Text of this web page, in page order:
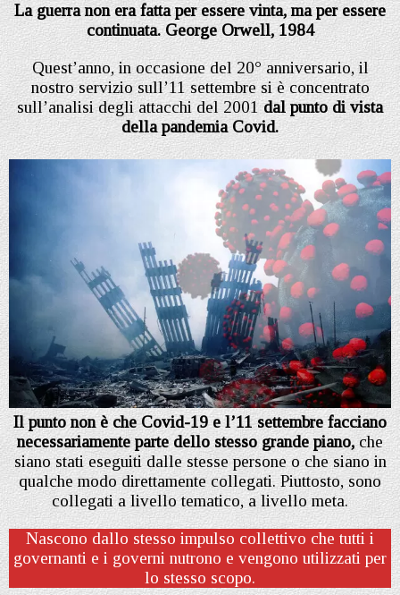
La guerra non era fatta per essere vinta, ma per essere
continuata. George Orwell, 1984
Quest’anno, in occasione del 20° anniversario, il
nostro servizio sull’11 settembre si è concentrato
sull’analisi degli attacchi del 2001dal punto di vista
della pandemia Covid.
Il punto non è che Covid-19 e l’11 settembre facciano
necessariamente parte dello stesso grande piano,che
siano stati eseguiti dalle stesse persone o che siano in
qualche modo direttamente collegati. Piuttosto, sono
collegati a livello tematico, a livello meta.
Nascono dallo stesso impulso collettivo che tutti i
governanti e i governi nutrono e vengono utilizzati per
lo stesso scopo.